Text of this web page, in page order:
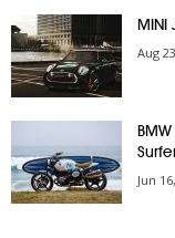
MINI
Aug
Jun